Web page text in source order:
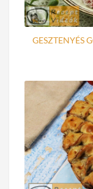
GESZTENYÉS